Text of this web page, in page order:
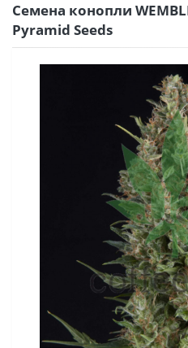
Семена конопли
Pyramid Seeds